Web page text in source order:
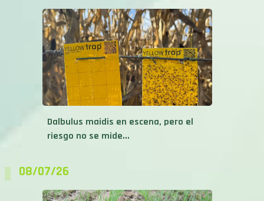
Dalbulus maidis en escena, pero el
riesgo no se mide...
08/07/26